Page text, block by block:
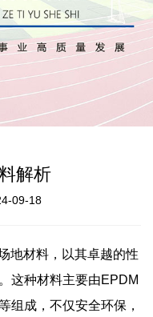
解析
09-18
地材料，以其卓越的性
这种材料主要由EPDM
组成，不仅安全环保，